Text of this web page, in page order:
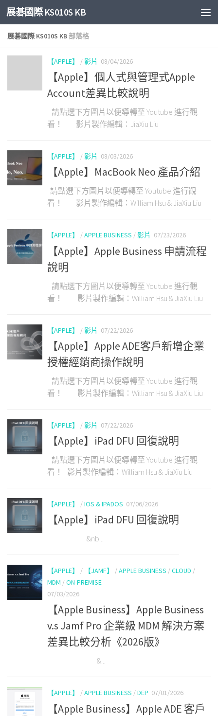
Skip to content
展碁國際 KS010S KB
展碁國際 KS010S KB部落格
【APPLE】 /影片 08/04/2026
【Apple】個人式與管理式Apple
Account差異比較說明
請點選下方圖片以便導轉至 Youtube 進行觀
看！ 影片製作編輯：JiaXiu Liu
【APPLE】 /影片 08/03/2026
【Apple】MacBook Neo 產品介紹
請點選下方圖片以便導轉至 Youtube 進行觀
看！ 影片製作編輯：William Hsu & JiaXiu Liu
【APPLE】 /APPLE BUSINESS /影片 07/23/2026
【Apple】Apple Business 申請流程
說明
請點選下方圖片以便導轉至 Youtube 進行觀
看！ 影片製作編輯：William Hsu & JiaXiu Liu
【APPLE】 /影片 07/22/2026
【Apple】Apple ADE客戶新增企業
授權經銷商操作說明
請點選下方圖片以便導轉至 Youtube 進行觀
看！ 影片製作編輯：William Hsu & JiaXiu Liu
【APPLE】 /影片 07/22/2026
【Apple】iPad DFU 回復說明
請點選下方圖片以便導轉至 Youtube 進行觀
看！ 影片製作編輯：William Hsu & JiaXiu Liu
【APPLE】 /IOS & IPADOS 07/06/2026
【Apple】iPad DFU 回復說明
&nb...
【APPLE】 / 【JAMF】 /APPLE BUSINESS /CLOUD /
MDM /ON-PREMISE
07/03/2026
【Apple Business】Apple Business
v.s Jamf Pro 企業級 MDM 解決方案
差異比較分析《2026版》
&...
【APPLE】 /APPLE BUSINESS /DEP 07/01/2026
【Apple Business】Apple ADE 客戶